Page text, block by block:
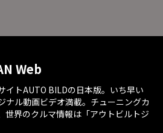
Web
イトAUTO BILDの日本版。いち早い
ナル動画ビデオ満載。チューニングカ
世界のクルマ情報は「アウトビルトジ